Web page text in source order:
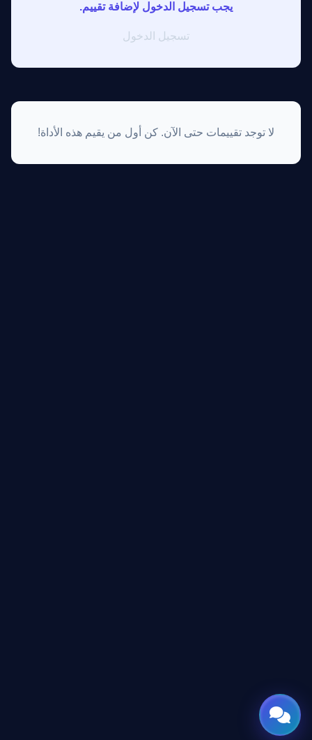
يجب تسجيل الدخول لإضافة تقييم.
تسجيل الدخول
لا توجد تقييمات حتى الآن. كن أول من يقيم هذه الأداة!